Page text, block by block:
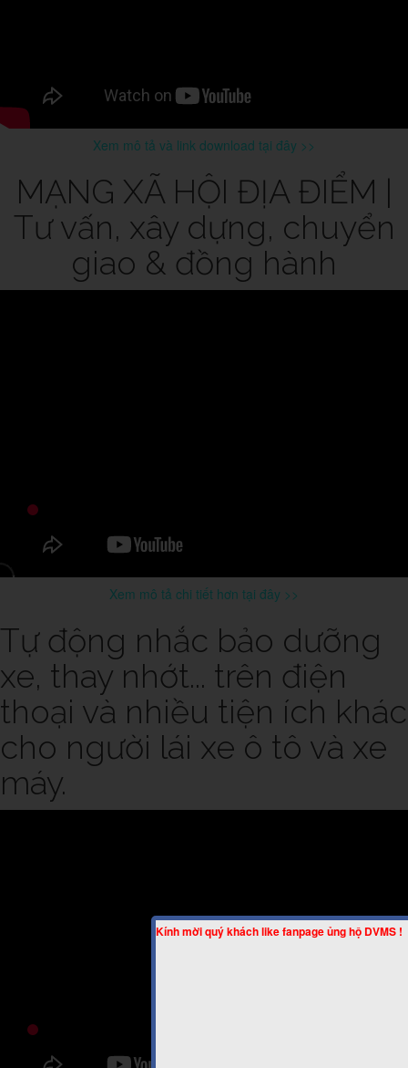
Kính mời quý khách like fanpage ủng hộ DVMS !
Xem mô tả và link download tại đây >>
MẠNG XÃ HỘI ĐỊA ĐIỂM |
Tư vấn, xây dựng, chuyển
giao & đồng hành
Xem mô tả chi tiết hơn tại đây >>
Tự động nhắc bảo dưỡng
xe, thay nhớt... trên điện
thoại và nhiều tiện ích khác
cho người lái xe ô tô và xe
máy.